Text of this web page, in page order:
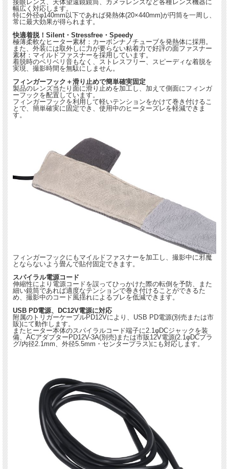
接眼レンズ、天体望遠鏡鏡筒、カメラレンズなど各種レンズ機器に
幅広く対応します。
特に外径φ140mm以下であれば発熱体(20×440mm)が円筒を一周し、
常に最大効果が得られます。
快適着脱！Silent・Stressfree・Speedy
極薄柔軟なヒーター素材：カーボンナノチューブを発熱体に採用。
また、外装には取外しに力が要らない粘着力で好評の面ファスナー
素材：マイルドファスナーを採用しています。
着脱時のベリベリ音もなく、ストレスフリー、スピーディな着脱を
実現、撮影時間を無駄にしません。
フィンガーフック＋滑り止めで簡単確実固定
製品のレンズ当たり面に滑り止めを加工し、加えて側面にフィンガ
ーフックを配置しています。
フィンガーフックを利用して軽いテンションをかけて巻き付けるこ
とで、簡単確実に固定でき、使用中のヒーターズレを軽減できま
す。
フィンガーフックにもマイルドファスナーを加工し、撮影中に邪魔
とならないよう畳んで貼付固定できます。
スパイラル電源コード
伸縮性により電源コードを誤ってひっかけた際の転倒を予防、また
細い鏡筒であれば適度なテンションで巻き付けることができるた
め、撮影中のコード風揺れによるブレを低減できます。
USB PD電源、DC12V電源に対応
附属のトリガーケーブルPD12Vにより、USB PD電源(別売または市
販)にて動作します。
またヒーター本体のスパイラルコード端子に2.1φDCジャックを装
備、ACアダプターPD12V-3A(別売)または市販12V電源(2.1φDCプラ
グ/内径2.1mm、外径5.5mm・センタープラス)にも対応します。